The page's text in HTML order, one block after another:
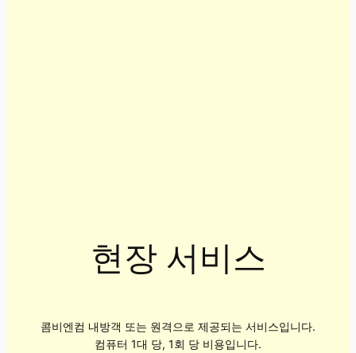
현장 서비스
콤비엔컴 내방객 또는 원격으로 제공되는 서비스입니다.
컴퓨터 1대 당, 1회 당 비용입니다.